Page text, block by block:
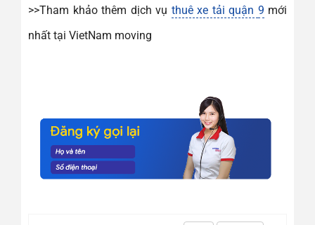
>>Tham khảo thêm dịch vụ thuê xe tải quận 9 mới
nhất tại VietNam moving